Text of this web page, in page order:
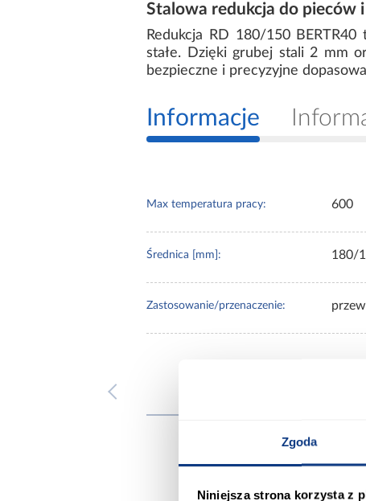
Zgoda
Niniejsza strona korzysta z
Stalowa redukcja do pieców
Redukcja RD 180/150
stałe. Dzięki grubej stali 2 mm
bezpieczne i precyzyjne
Informacje
Max temperatura pracy: 600
Średnica [mm]: 180/
Zastosowanie/przenaczenie: